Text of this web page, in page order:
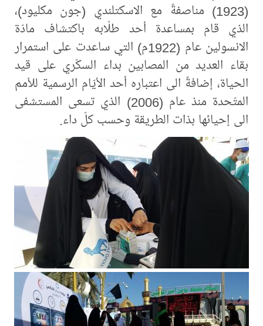
(1923) مناصفةً مع الاسكتلندي (جون مكليود)،
الذي قام بمساعدة أحد طلّابه باكتشاف مادّة
الانسولين عام (1922م) التي ساعدت على استمرار
بقاء العديد من المصابين بداء السكّري على قيد
الحياة، إضافةً الى اعتباره أحد الأيّام الرسمية للأمم
المتّحدة منذ عام (2006) الذي تسعى المستشفى
الى إحيائها بذات الطريقة وحسب كلّ داء.